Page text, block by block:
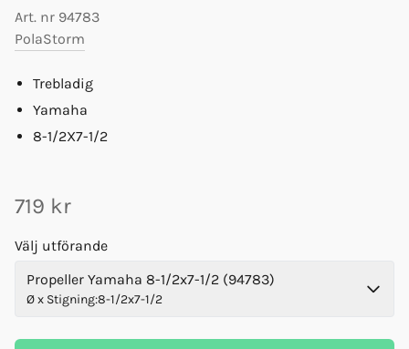
Art. nr 94783
PolaStorm
Trebladig
Yamaha
8-1/2X7-1/2
719 kr
Välj utförande
Propeller Yamaha 8-1/2x7-1/2 (94783)
Ø x Stigning:8-1/2x7-1/2